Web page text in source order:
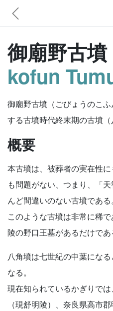
御廟野古墳
kofun
御廟野古墳（ごびょうのこ
する古墳時代終末期の古墳（
概要
本古墳は、被葬者の実在性
も問題がない、つまり、「
んど間違いのない古墳である。
このような古墳は非常に稀
陵の野口王墓があるだけであ
八角墳は七世紀の中葉にな
なる。
現在知られているかぎりで
（現舒明陵）、奈良県高市